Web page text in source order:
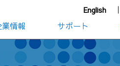
English
業情報 サポート